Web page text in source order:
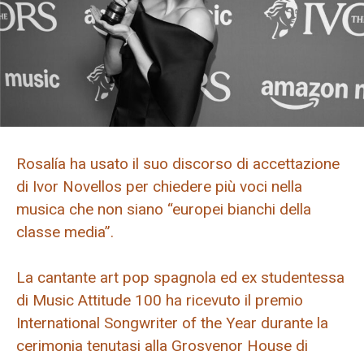
Rosalía ha usato il suo discorso di accettazione
di Ivor Novellos per chiedere più voci nella
musica che non siano “europei bianchi della
classe media”.
La cantante art pop spagnola ed ex studentessa
di Music Attitude 100 ha ricevuto il premio
International Songwriter of the Year durante la
cerimonia tenutasi alla Grosvenor House di